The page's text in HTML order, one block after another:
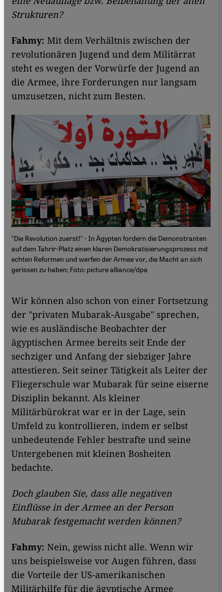
Strukturen?
Fahmy: Mit dem Verhältnis zwischen der
revolutionären Jugend und dem Militärrat
steht es wegen der Vorwürfe der Jugend an
die Armee, ihre Forderungen nur langsam
umzusetzen, nicht zum Besten.
"Die Revolution zuerst!" - In Ägypten fordern die Demonstranten
auf dem Tahrir-Platz einen klaren Demokratisierungsprozess mit
echten Reformen und werfen der Armee vor, die Macht an sich
gerissen zu haben; Foto: picture alliance/dpa
​​Wir können also schon von einer Fortsetzung
der "privaten Mubarak-Ausgabe" sprechen,
wie es ausländische Beobachter der
ägyptischen Armee bereits seit Ende der
sechziger und Anfang der siebziger Jahre
attestieren. Seit seiner Tätigkeit als Leiter der
Fliegerschule war Mubarak für seine eiserne
Disziplin bekannt. Als kleiner
Militärbürokrat war er in der Lage, sein
Umfeld zu kontrollieren, indem er selbst
unbedeutende Fehler bestrafte und seine
Untergebenen mit kleinen Bosheiten
bedachte.
Doch glauben Sie, dass alle negativen
Einflüsse in der Armee an der Person
Mubarak festgemacht werden können?
Fahmy: Nein, gewiss nicht alle. Wenn wir
uns beispielsweise vor Augen führen, dass
die Vorteile der US-amerikanischen
Militärhilfe für die ägyptische Armee